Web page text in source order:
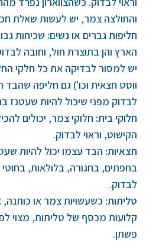
והחולצה צמר, יש לעשות שאלת
חליפות גברים או נשים: שכיחות
הארץ והן בתוצרת חול, וחובה
יש למסור לבדיקה את כל חלקי
לבדוק מפני שיכול להיות שעטנז
חלוקי בית: חלוקי צמר, יכולים
הקישוט, וראוי לבדוק.
חצאיות: הבד עצמו יכול להיות
בחפתים, בחגורה, בלולאות, בחוטי
לבדוק.
טליתות: כשעשויות צמר או כותנה,
קלועות מכסף של טליתות, מצוי
פשתן.